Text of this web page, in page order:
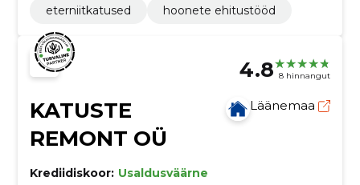
eterniitkatused
hoonete ehitustööd
4.8 8 hinnangut
KATUSTE
REMONT OÜ
Läänemaa
Krediidiskoor: Usaldusväärne